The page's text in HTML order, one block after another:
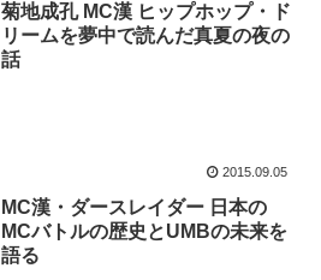
菊地成孔 MC漢 ヒップホップ・ド
リームを夢中で読んだ真夏の夜の
話
2015.09.05
MC漢・ダースレイダー 日本の
MCバトルの歴史とUMBの未来を
語る